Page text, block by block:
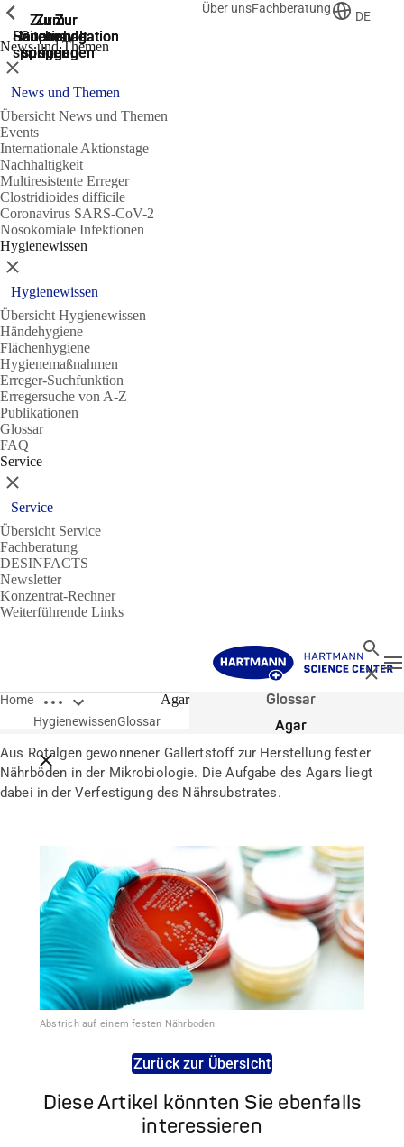
Zur
Suche
springen
Zur
Hauptnavigation
springen
Zur
Hauptnavigation
springen
Zum
Hauptinhalt
springen
Zum
Seitenende
springen
Über unsFachberatung
DE
News und Themen
Zeige vorherige
Schließen
News und Themen
Übersicht News und Themen
Events
Internationale Aktionstage
Nachhaltigkeit
Multiresistente Erreger
Clostridioides difficile
Coronavirus SARS-CoV-2
Nosokomiale Infektionen
Hygienewissen
Zeige vorherige
Schließen
Hygienewissen
Übersicht Hygienewissen
Händehygiene
Flächenhygiene
Hygienemaßnahmen
Erreger-Suchfunktion
Erregersuche von A-Z
Publikationen
Glossar
FAQ
Service
Zeige vorherige
Schließen
Service
Übersicht Service
Fachberatung
DESINFACTS
Newsletter
Konzentrat-Rechner
Weiterführende Links
Suche
Home Breadcrumbs öffnen
Breadcrumbs schließen
HygienewissenGlossar
Agar
Glossar
Agar
Aus Rotalgen gewonnener Gallertstoff zur Herstellung fester
Nährböden in der Mikrobiologie. Die Aufgabe des Agars liegt
dabei in der Verfestigung des Nährsubstrates.
Abstrich auf einem festen Nährboden
Zurück zur Übersicht
Diese Artikel könnten Sie ebenfalls
interessieren